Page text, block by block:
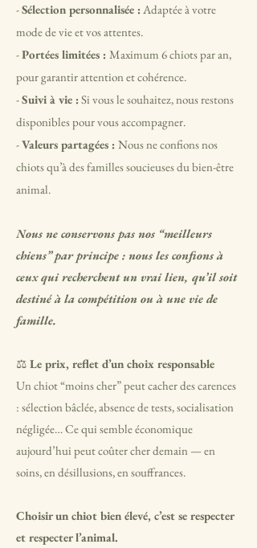
-Sélection personnalisée : Adaptée à votre
mode de vie et vos attentes.
-Portées limitées : Maximum 6 chiots par an,
pour garantir attention et cohérence.
-Suivi à vie : Si vous le souhaitez, nous restons
disponibles pour vous accompagner.
-Valeurs partagées : Nous ne confions nos
chiots qu’à des familles soucieuses du bien-être
animal.
Nous ne conservons pas nos “meilleurs
chiens” par principe : nous les confions à
ceux qui recherchent un vrai lien, qu’il soit
destiné à la compétition ou à une vie de
famille.
⚖️ Le prix, reflet d’un choix responsable
Un chiot “moins cher” peut cacher des carences
: sélection bâclée, absence de tests, socialisation
négligée… Ce qui semble économique
aujourd’hui peut coûter cher demain — en
soins, en désillusions, en souffrances.
Choisir un chiot bien élevé, c’est se respecter
et respecter l’animal.